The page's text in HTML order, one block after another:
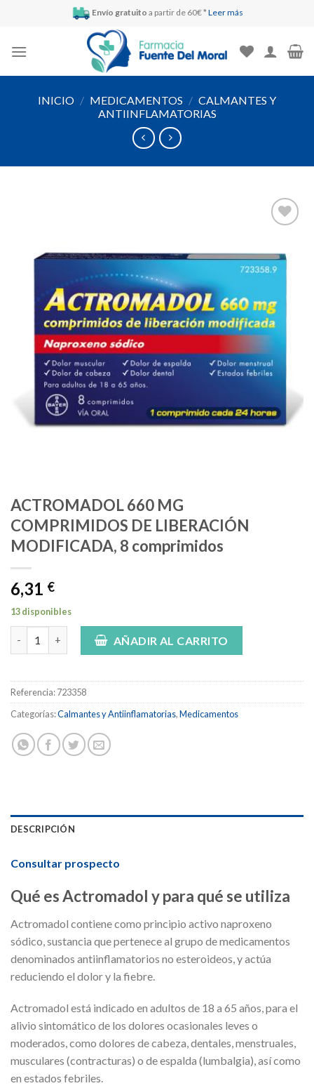
Envío gratuito a partir de 60€ * Leer más
INICIO / MEDICAMENTOS / CALMANTES Y
ANTIINFLAMATORIAS
Añadir
a la
deseos
ACTROMADOL 660 MG
COMPRIMIDOS DE LIBERACIÓN
MODIFICADA, 8 comprimidos
6,31 €
13 disponibles
ACTROMADOL 660 MG COMPRIMIDOS DE LIBERACIÓN
AÑADIR AL CARRITO
Referencia:723358
Categorías:Calmantes y Antiinflamatorias,Medicamentos
DESCRIPCIÓN
Consultar prospecto
Qué es Actromadol y para qué se utiliza
Actromadol contiene como principio activo naproxeno
sódico, sustancia que pertenece al grupo de medicamentos
denominados antiinflamatorios no esteroideos, y actúa
reduciendo el dolor y la fiebre.
Actromadol está indicado en adultos de 18 a 65 años, para el
alivio sintomático de los dolores ocasionales leves o
moderados, como dolores de cabeza, dentales, menstruales,
musculares (contracturas) o de espalda (lumbalgia), así como
en estados febriles.